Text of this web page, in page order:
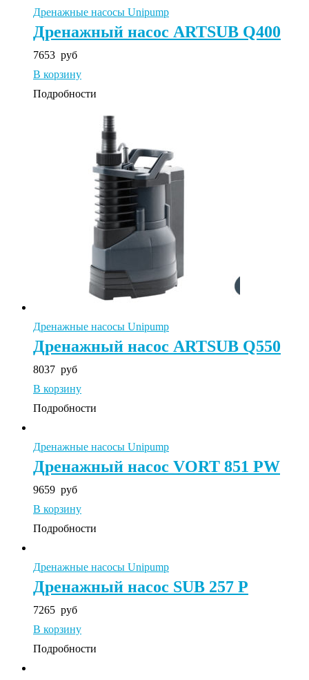
Дренажные насосы Unipump
Дренажный насос ARTSUB Q400
7653 руб
В корзину
Подробности
Дренажные насосы Unipump
Дренажный насос ARTSUB Q550
8037 руб
В корзину
Подробности
Дренажные насосы Unipump
Дренажный насос VORT 851 PW
9659 руб
В корзину
Подробности
Дренажные насосы Unipump
Дренажный насос SUB 257 P
7265 руб
В корзину
Подробности